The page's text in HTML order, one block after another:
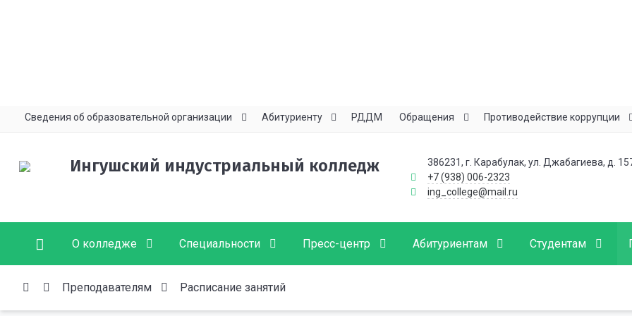
Сведения об образовательной организации Абитуриенту РДДМ Обращения Противодействие коррупции
Ингушский индустриальный колледж
386231, г. Карабулак, ул. Джабагиева, д.
+7 (938) 006-2323
ing_college@mail.ru
О колледже Специальности Пресс-центр Абитуриентам Студентам
Преподавателям Расписание занятий